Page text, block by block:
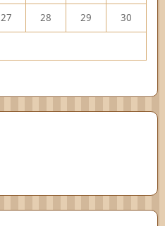
27 28 29 30